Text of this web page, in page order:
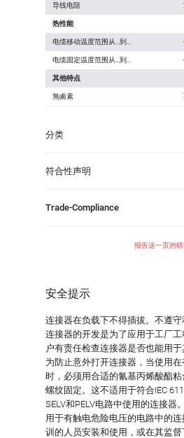
导线电阻
热性能
电缆移动温度范围从…到…
电缆固定温度范围从…到…
其他特点
無鹵素
分类
符合性声明
Trade-Compliance
报告这一页的
安全提示
连接器在负载下不得插拔。不遵守
连接器的开发是为了应用于工厂
户有责任检查连接器是否也能用于
为防止意外打开连接器，当使用
时，必须用合适的氰基丙烯酸酯
螺纹固定。这不适用于符合IEC
SELV和PELV电路中使用的连接器。
用于有触电危险电压的电路中的
训的人员安装和使用，或在其监